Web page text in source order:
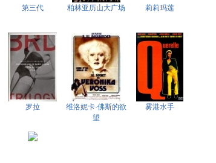
第三代 柏林亚历山大广场 莉莉玛莲
罗拉
维洛妮卡·佛斯的欲
望
雾港水手